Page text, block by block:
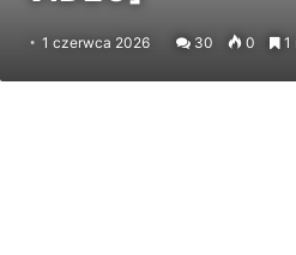
1 czerwca 2026 30 0 1